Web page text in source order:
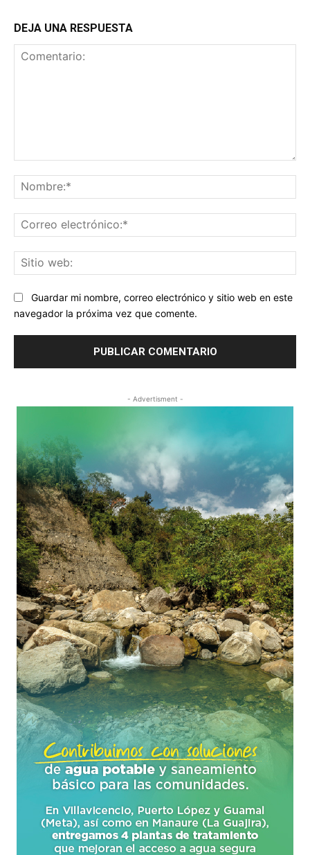
DEJA UNA RESPUESTA
Guardar mi nombre, correo electrónico y sitio web en este
navegador la próxima vez que comente.
- Advertisment -